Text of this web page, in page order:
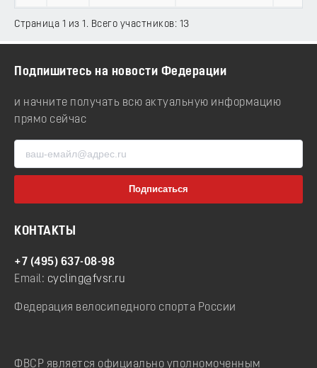
Страница 1 из 1. Всего участников: 13
Подпишитесь на новости Федерации
и начните получать всю актуальную информацию
прямо сейчас
КОНТАКТЫ
+7 (495) 637-08-98
Email: cycling@fvsr.ru
Федерация велосипедного спорта России
ФВСР является официально уполномоченным